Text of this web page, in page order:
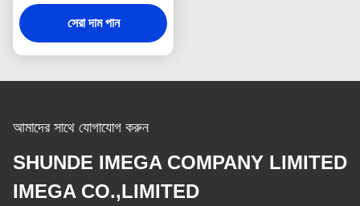
সেরা দাম পান
আমাদের সাথে যোগাযোগ করুন
SHUNDE IMEGA COMPANY LIMITED
IMEGA CO.,LIMITED